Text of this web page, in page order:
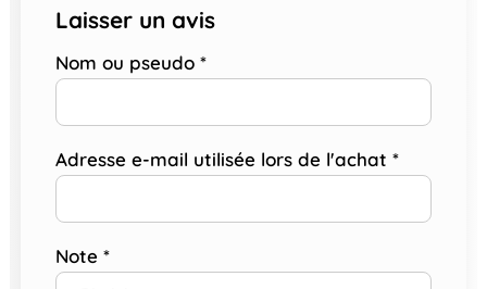
Laisser un avis
Nom ou pseudo *
Adresse e-mail utilisée lors de l'achat *
Note *